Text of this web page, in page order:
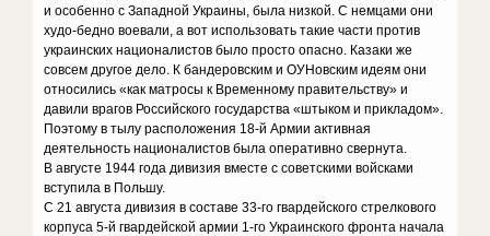
и особенно с Западной Украины, была низкой. С немцами они
худо-бедно воевали, а вот использовать такие части против
украинских националистов было просто опасно. Казаки же
совсем другое дело. К бандеровским и ОУНовским идеям они
относились «как матросы к Временному правительству» и
давили врагов Российского государства «штыком и прикладом».
Поэтому в тылу расположения 18-й Армии активная
деятельность националистов была оперативно свернута.
В августе 1944 года дивизия вместе с советскими войсками
вступила в Польшу.
С 21 августа дивизия в составе 33-го гвардейского стрелкового
корпуса 5-й гвардейской армии 1-го Украинского фронта начала